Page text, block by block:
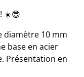
☀️😎
diamètre 10 mm
base en acier
Présentation en